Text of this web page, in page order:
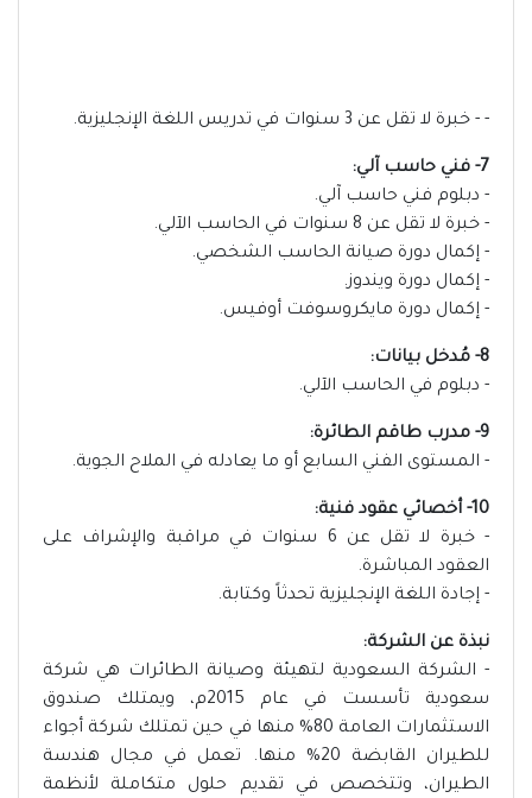
- - خبرة لا تقل عن 3 سنوات في تدريس اللغة الإنجليزية.
7- فني حاسب آلي:
- دبلوم فني حاسب آلي.
- خبرة لا تقل عن 8 سنوات في الحاسب الآلي.
- إكمال دورة صيانة الحاسب الشخصي.
- إكمال دورة ويندوز.
- إكمال دورة مايكروسوفت أوفيس.
8- مُدخل بيانات:
- دبلوم في الحاسب الآلي.
9- مدرب طاقم الطائرة:
- المستوى الفني السابع أو ما يعادله في الملاح الجوية.
10- أخصائي عقود فنية:
- خبرة لا تقل عن 6 سنوات في مراقبة والإشراف على
العقود المباشرة.
- إجادة اللغة الإنجليزية تحدثاً وكتابة.
نبذة عن الشركة:
- الشركة السعودية لتهيئة وصيانة الطائرات هي شركة
سعودية تأسست في عام 2015م، ويمتلك صندوق
الاستثمارات العامة 80% منها في حين تمتلك شركة أجواء
للطيران القابضة 20% منها. تعمل في مجال هندسة
الطيران، وتتخصص في تقديم حلول متكاملة لأنظمة